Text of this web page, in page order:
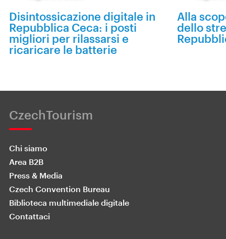
Disintossicazione digitale in
Repubblica Ceca: i posti
migliori per rilassarsi e
ricaricare le batterie
Alla
dello
CzechTourism
Chi siamo
Area B2B
Press & Media
Czech Convention Bureau
Biblioteca multimediale digitale
Contattaci